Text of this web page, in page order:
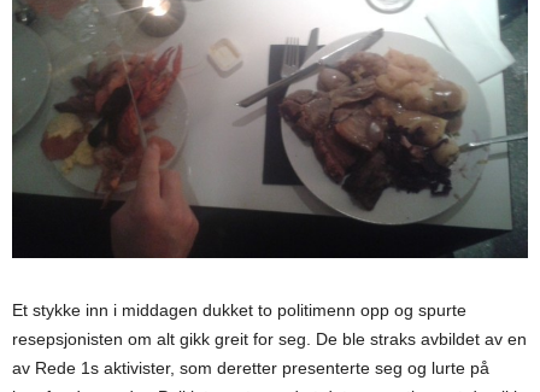
Et stykke inn i middagen dukket to politimenn opp og spurte
resepsjonisten om alt gikk greit for seg. De ble straks avbildet av en
av Rede 1s aktivister, som deretter presenterte seg og lurte på